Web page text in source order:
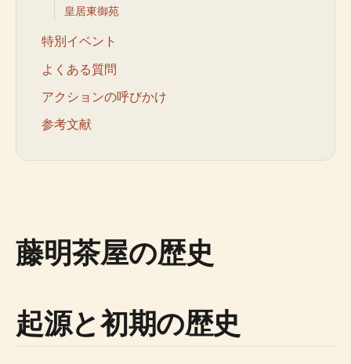
皇居東御苑
特別イベント
よくある質問
アクションの呼びかけ
参考文献
藤明茶屋の歴史
起源と初期の歴史